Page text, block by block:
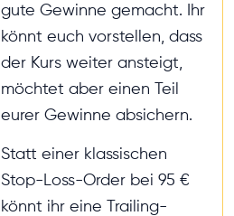
gute Gewinne gemacht. Ihr
könnt euch vorstellen, dass
der Kurs weiter ansteigt,
möchtet aber einen Teil
eurer Gewinne absichern.
Statt einer klassischen
Stop-Loss-Order bei 95 €
könnt ihr eine Trailing-